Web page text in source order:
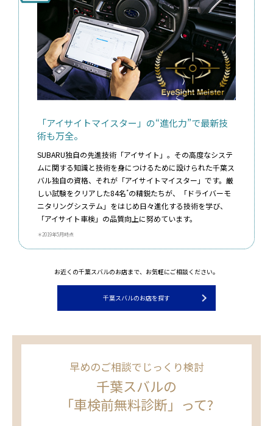
「アイサイトマイスター」の“進化力”で最新技
術も万全。
SUBARU独自の先進技術「アイサイト」。その高度なシステ
ムに関する知識と技術を身につけるために設けられた千葉ス
バル独自の資格、それが「アイサイトマイスター」です。厳
しい試験をクリアした84名*の精鋭たちが、「ドライバーモ
ニタリングシステム」をはじめ日々進化する技術を学び、
「アイサイト車検」の品質向上に努めています。
＊2019年5月時点
お近くの千葉スバルのお店まで、お気軽にご相談ください。
千葉スバルのお店を探す
早めのご相談でじっくり検討
千葉スバルの
「車検前無料診断」って?